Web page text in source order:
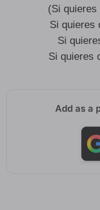
(Si quieres
Si quieres
Si
Si quieres
Add as a